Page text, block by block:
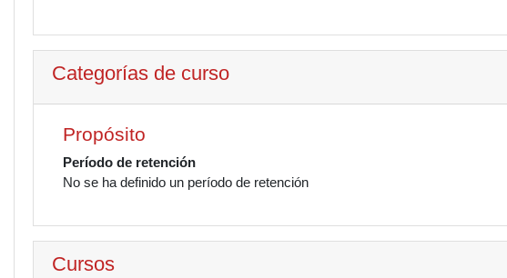
Categorías de curso
Propósito
Período de retención
No se ha definido un período de retención
Cursos